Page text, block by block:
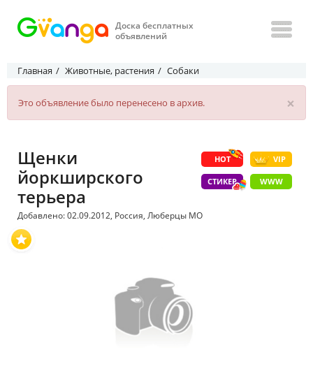
Доска бесплатных
объявлений
Главная Животные, растения Собаки
×
Это объявление было перенесено в архив.
HOT VIP
СТИКЕР WWW
Щенки
йоркширского
терьера
Добавлено: 02.09.2012, Россия, Люберцы МО